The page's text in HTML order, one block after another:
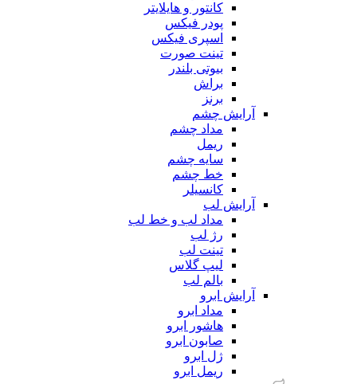
کانتور و هایلایتر
پودر فیکس
اسپری فیکس
تینت صورت
بیوتی بلندر
براش
برنز
آرایش چشم
مداد چشم
ریمل
سایه چشم
خط چشم
کانسیلر
آرایش لب
مداد لب و خط لب
رژ لب
تینت لب
لیپ گلاس
بالم لب
آرایش ابرو
مداد ابرو
هاشور ابرو
صابون ابرو
ژل ابرو
ریمل ابرو